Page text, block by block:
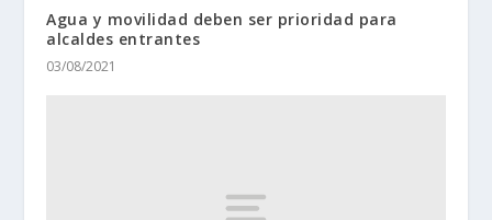
Agua y movilidad deben ser prioridad para
alcaldes entrantes
03/08/2021